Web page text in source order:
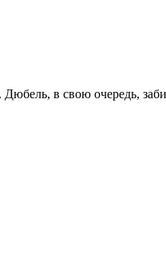
в свою очередь,